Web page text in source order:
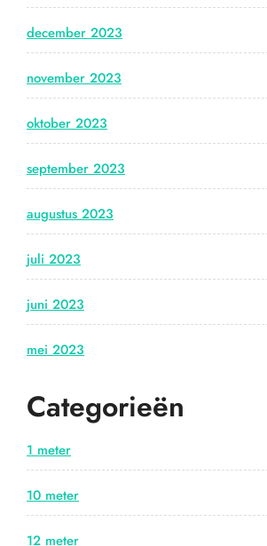
december 2023
november 2023
oktober 2023
september 2023
augustus 2023
juli 2023
juni 2023
mei 2023
Categorieën
1 meter
10 meter
12 meter